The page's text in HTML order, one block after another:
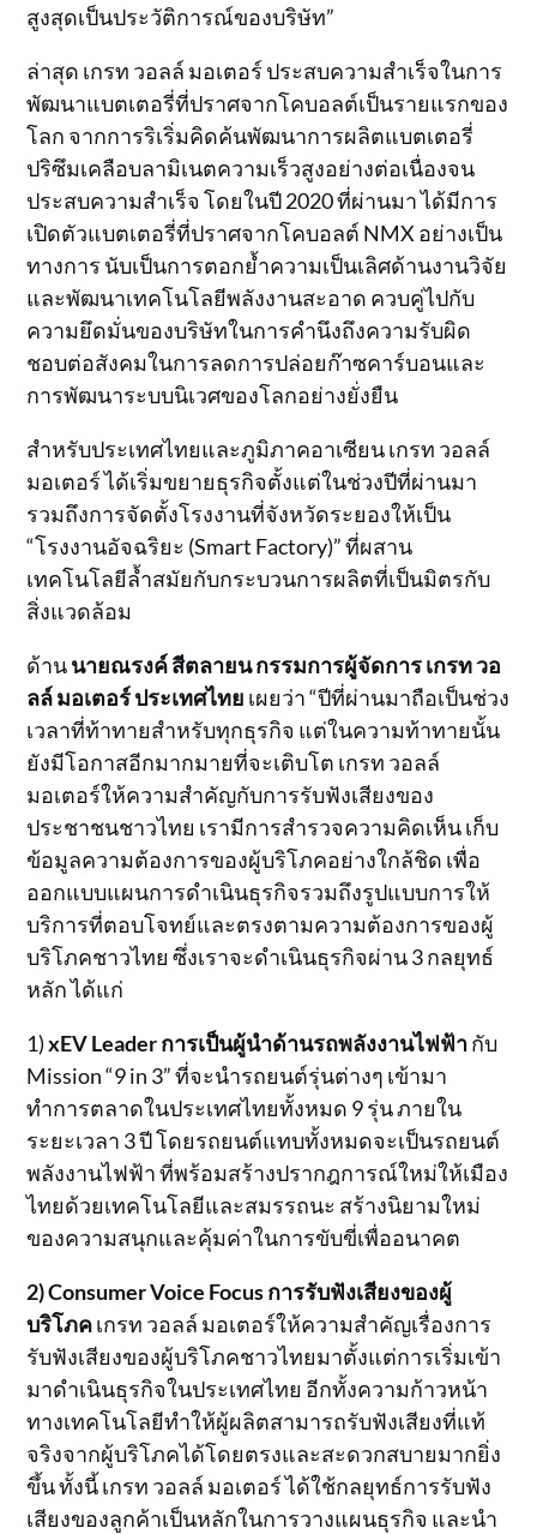
สูงสุดเป็นประวัติการณ์ของบริษัท”
ล่าสุด เกรท วอลล์ มอเตอร์ ประสบความสำเร็จในการ
พัฒนาแบตเตอรี่ที่ปราศจากโคบอลต์เป็นรายแรกของ
โลก จากการริเริ่มคิดค้นพัฒนาการผลิตแบตเตอรี่
ปริซึมเคลือบลามิเนตความเร็วสูงอย่างต่อเนื่องจน
ประสบความสำเร็จ โดยในปี 2020 ที่ผ่านมา ได้มีการ
เปิดตัวแบตเตอรี่ที่ปราศจากโคบอลต์ NMX อย่างเป็น
ทางการ นับเป็นการตอกย้ำความเป็นเลิศด้านงานวิจัย
และพัฒนาเทคโนโลยีพลังงานสะอาด ควบคู่ไปกับ
ความยึดมั่นของบริษัทในการคำนึงถึงความรับผิด
ชอบต่อสังคมในการลดการปล่อยก๊าซคาร์บอนและ
การพัฒนาระบบนิเวศของโลกอย่างยั่งยืน
สำหรับประเทศไทยและภูมิภาคอาเซียน เกรท วอลล์
มอเตอร์ ได้เริ่มขยายธุรกิจตั้งแต่ในช่วงปีที่ผ่านมา
รวมถึงการจัดตั้งโรงงานที่จังหวัดระยองให้เป็น
“โรงงานอัจฉริยะ (Smart Factory)” ที่ผสาน
เทคโนโลยีล้ำสมัยกับกระบวนการผลิตที่เป็นมิตรกับ
สิ่งแวดล้อม
ด้านนายณรงค์ สีตลายน กรรมการผู้จัดการ เกรท วอ
ลล์ มอเตอร์ ประเทศไทย เผยว่า “ปีที่ผ่านมาถือเป็นช่วง
เวลาที่ท้าทายสำหรับทุกธุรกิจ แต่ในความท้าทายนั้น
ยังมีโอกาสอีกมากมายที่จะเติบโต เกรท วอลล์
มอเตอร์ให้ความสำคัญกับการรับฟังเสียงของ
ประชาชนชาวไทย เรามีการสำรวจความคิดเห็น เก็บ
ข้อมูลความต้องการของผู้บริโภคอย่างใกล้ชิด เพื่อ
ออกแบบแผนการดำเนินธุรกิจรวมถึงรูปแบบการให้
บริการที่ตอบโจทย์และตรงตามความต้องการของผู้
บริโภคชาวไทย ซึ่งเราจะดำเนินธุรกิจผ่าน 3 กลยุทธ์
หลัก ได้แก่
1)xEV Leaderการเป็นผู้นำด้านรถพลังงานไฟฟ้ากับ
Mission “9 in 3” ที่จะนำรถยนต์รุ่นต่างๆ เข้ามา
ทำการตลาดในประเทศไทยทั้งหมด 9 รุ่น ภายใน
ระยะเวลา 3 ปี โดยรถยนต์แทบทั้งหมดจะเป็นรถยนต์
พลังงานไฟฟ้า ที่พร้อมสร้างปรากฎการณ์ใหม่ให้เมือง
ไทยด้วยเทคโนโลยีและสมรรถนะ สร้างนิยามใหม่
ของความสนุกและคุ้มค่าในการขับขี่เพื่ออนาคต
2) Consumer Voice Focusการรับฟังเสียงของผู้
บริโภคเกรท วอลล์ มอเตอร์ให้ความสำคัญเรื่องการ
รับฟังเสียงของผู้บริโภคชาวไทยมาตั้งแต่การเริ่มเข้า
มาดำเนินธุรกิจในประเทศไทย อีกทั้งความก้าวหน้า
ทางเทคโนโลยีทำให้ผู้ผลิตสามารถรับฟังเสียงที่แท้
จริงจากผู้บริโภคได้โดยตรงและสะดวกสบายมากยิ่ง
ขึ้น ทั้งนี้ เกรท วอลล์ มอเตอร์ ได้ใช้กลยุทธ์การรับฟัง
เสียงของลูกค้าเป็นหลักในการวางแผนธุรกิจ และนำ